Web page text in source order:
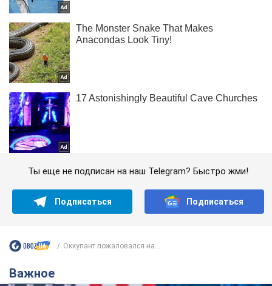
Ты еще не подписан на наш Telegram? Быстро жми!
Подписаться Подписаться
Оккупант пожаловался на...
Важное